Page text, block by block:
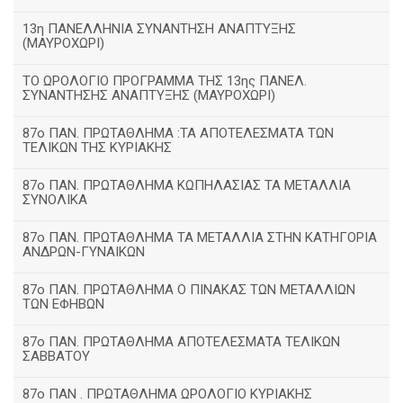
13η ΠΑΝΕΛΛΗΝΙΑ ΣΥΝΑΝΤΗΣΗ ΑΝΑΠΤΥΞΗΣ
(ΜΑΥΡΟΧΩΡΙ)
ΤΟ ΩΡΟΛΟΓΙΟ ΠΡΟΓΡΑΜΜΑ ΤΗΣ 13ης ΠΑΝΕΛ.
ΣΥΝΑΝΤΗΣΗΣ ΑΝΑΠΤΥΞΗΣ (ΜΑΥΡΟΧΩΡΙ)
87ο ΠΑΝ. ΠΡΩΤΑΘΛΗΜΑ :ΤΑ ΑΠΟΤΕΛΕΣΜΑΤΑ ΤΩΝ
ΤΕΛΙΚΩΝ ΤΗΣ ΚΥΡΙΑΚΗΣ
87ο ΠΑΝ. ΠΡΩΤΑΘΛΗΜΑ ΚΩΠΗΛΑΣΙΑΣ ΤΑ ΜΕΤΑΛΛΙΑ
ΣΥΝΟΛΙΚΑ
87ο ΠΑΝ. ΠΡΩΤΑΘΛΗΜΑ ΤΑ ΜΕΤΑΛΛΙΑ ΣΤΗΝ ΚΑΤΗΓΟΡΙΑ
ΑΝΔΡΩΝ-ΓΥΝΑΙΚΩΝ
87ο ΠΑΝ. ΠΡΩΤΑΘΛΗΜΑ Ο ΠΙΝΑΚΑΣ ΤΩΝ ΜΕΤΑΛΛΙΩΝ
ΤΩΝ ΕΦΗΒΩΝ
87ο ΠΑΝ. ΠΡΩΤΑΘΛΗΜΑ ΑΠΟΤΕΛΕΣΜΑΤΑ ΤΕΛΙΚΩΝ
ΣΑΒΒΑΤΟΥ
87ο ΠΑΝ . ΠΡΩΤΑΘΛΗΜΑ ΩΡΟΛΟΓΙΟ ΚΥΡΙΑΚΗΣ